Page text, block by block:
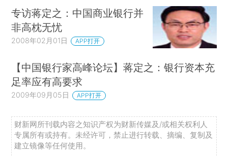
专访蒋定之：中国商业银行并
非高枕无忧
2008年02月01日 APP打开
【中国银行家高峰论坛】蒋定之：银行资本充
足率应有高要求
2009年09月05日 APP打开
财新网所刊载内容之知识产权为财新传媒及/或相关权利人
专属所有或持有。未经许可，禁止进行转载、摘编、复制及
建立镜像等任何使用。